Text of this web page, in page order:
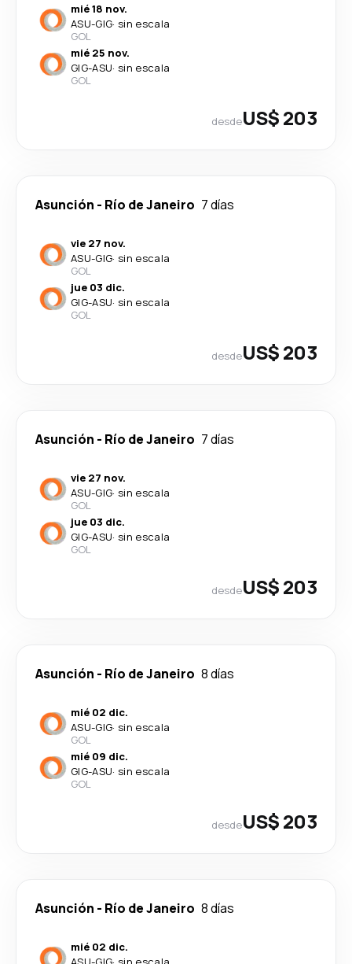
mié 18 nov.
ASU-GIG· sin escala
GOL
mié 25 nov.
GIG-ASU· sin escala
GOL
desdeUS$ 203
Asunción - Río de Janeiro 7 días
vie 27 nov.
ASU-GIG· sin escala
GOL
jue 03 dic.
GIG-ASU· sin escala
GOL
desdeUS$ 203
Asunción - Río de Janeiro 7 días
vie 27 nov.
ASU-GIG· sin escala
GOL
jue 03 dic.
GIG-ASU· sin escala
GOL
desdeUS$ 203
Asunción - Río de Janeiro 8 días
mié 02 dic.
ASU-GIG· sin escala
GOL
mié 09 dic.
GIG-ASU· sin escala
GOL
desdeUS$ 203
Asunción - Río de Janeiro 8 días
mié 02 dic.